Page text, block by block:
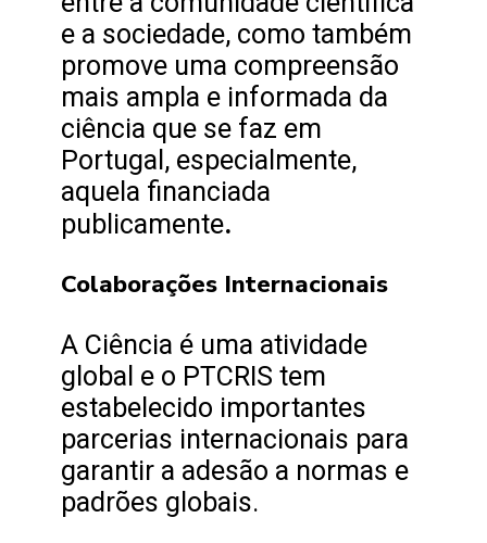
e a sociedade, como também
promove uma compreensão
mais ampla e informada da
ciência que se faz em
Portugal, especialmente,
aquela financiada
publicamente.
Colaborações Internacionais
A Ciência é uma atividade
global e o PTCRIS tem
estabelecido importantes
parcerias internacionais para
garantir a adesão a normas e
padrões globais.